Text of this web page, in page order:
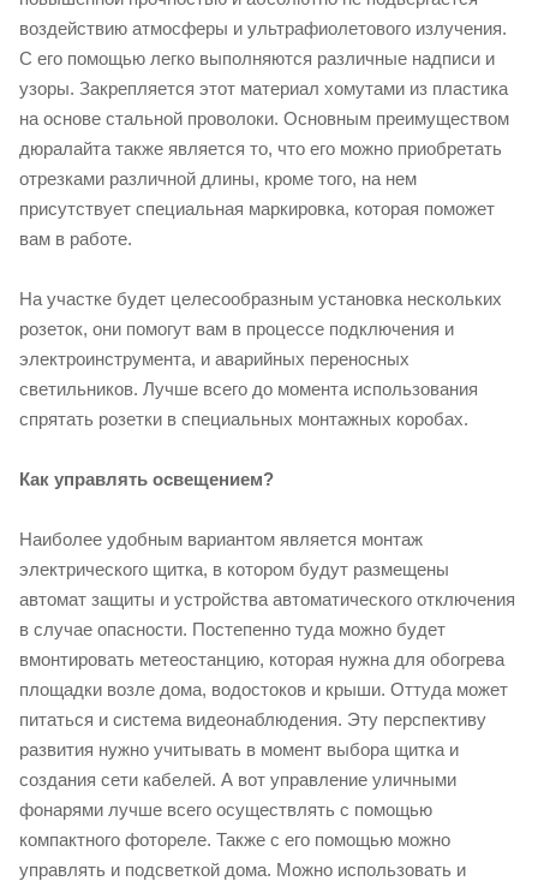
воздействию атмосферы и ультрафиолетового излучения.
С его помощью легко выполняются различные надписи и
узоры. Закрепляется этот материал хомутами из пластика
на основе стальной проволоки. Основным преимуществом
дюралайта также является то, что его можно приобретать
отрезками различной длины, кроме того, на нем
присутствует специальная маркировка, которая поможет
вам в работе.
На участке будет целесообразным установка нескольких
розеток, они помогут вам в процессе подключения и
электроинструмента, и аварийных переносных
светильников. Лучше всего до момента использования
спрятать розетки в специальных монтажных коробах.
Как управлять освещением?
Наиболее удобным вариантом является монтаж
электрического щитка, в котором будут размещены
автомат защиты и устройства автоматического отключения
в случае опасности. Постепенно туда можно будет
вмонтировать метеостанцию, которая нужна для обогрева
площадки возле дома, водостоков и крыши. Оттуда может
питаться и система видеонаблюдения. Эту перспективу
развития нужно учитывать в момент выбора щитка и
создания сети кабелей. А вот управление уличными
фонарями лучше всего осуществлять с помощью
компактного фотореле. Также с его помощью можно
управлять и подсветкой дома. Можно использовать и